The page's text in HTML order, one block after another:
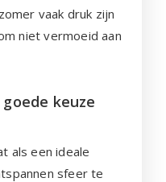
vaak druk zijn
niet vermoeid aan
keuze
als een ideale
sfeer te